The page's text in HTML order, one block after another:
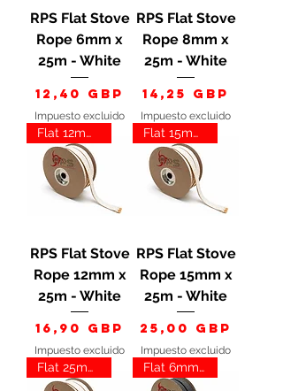
RPS Flat Stove
Rope 6mm x
25m - White
Precio
12,40 GBP
Impuesto excluido
RPS Flat Stove
Rope 8mm x
25m - White
Precio
14,25 GBP
Impuesto excluido
Flat 12mm White
RPS Flat Stove
Rope 12mm x
25m - White
Precio
16,90 GBP
Impuesto excluido
Flat 15mm White
RPS Flat Stove
Rope 15mm x
25m - White
Precio
25,00 GBP
Impuesto excluido
Flat 25mm White Flat 6mm Black